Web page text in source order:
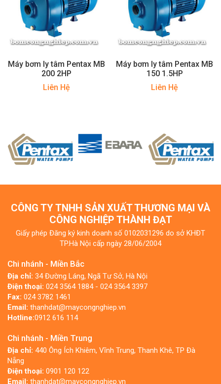
Máy bơm ly tâm Pentax MB
200 2HP
Liên Hệ
Máy bơm ly tâm Pentax MB
150 1.5HP
Liên Hệ
CÔNG TY TNHH SẢN XUẤT THƯƠNG MẠI VÀ
CÔNG NGHIỆP THÀNH ĐẠT
Giấy phép Đăng ký kinh doanh số 0102031296 do sở KHĐT
TP.Hà Nội cấp ngày 28/06/2004
Chi nhánh - Miền Bắc
Địa chỉ: 34 Đường Láng, Ngã Tư Sở, Hà Nội
Điện thoại: 024 3564 1884 - 024 3564 3397
Fax: 024 3782 1461
Email: thanhdat@maycongnghiep.vn
Hotline:0912 616 114
Chi nhánh - Miền Trung
Địa chỉ: 440 Ông Ích Khiêm, Vĩnh Trung, Thanh Khê, TP Đà
Nẵng
Điện thoại: 0901 120 122
Email: thanhdat@maycongnghiep.vn